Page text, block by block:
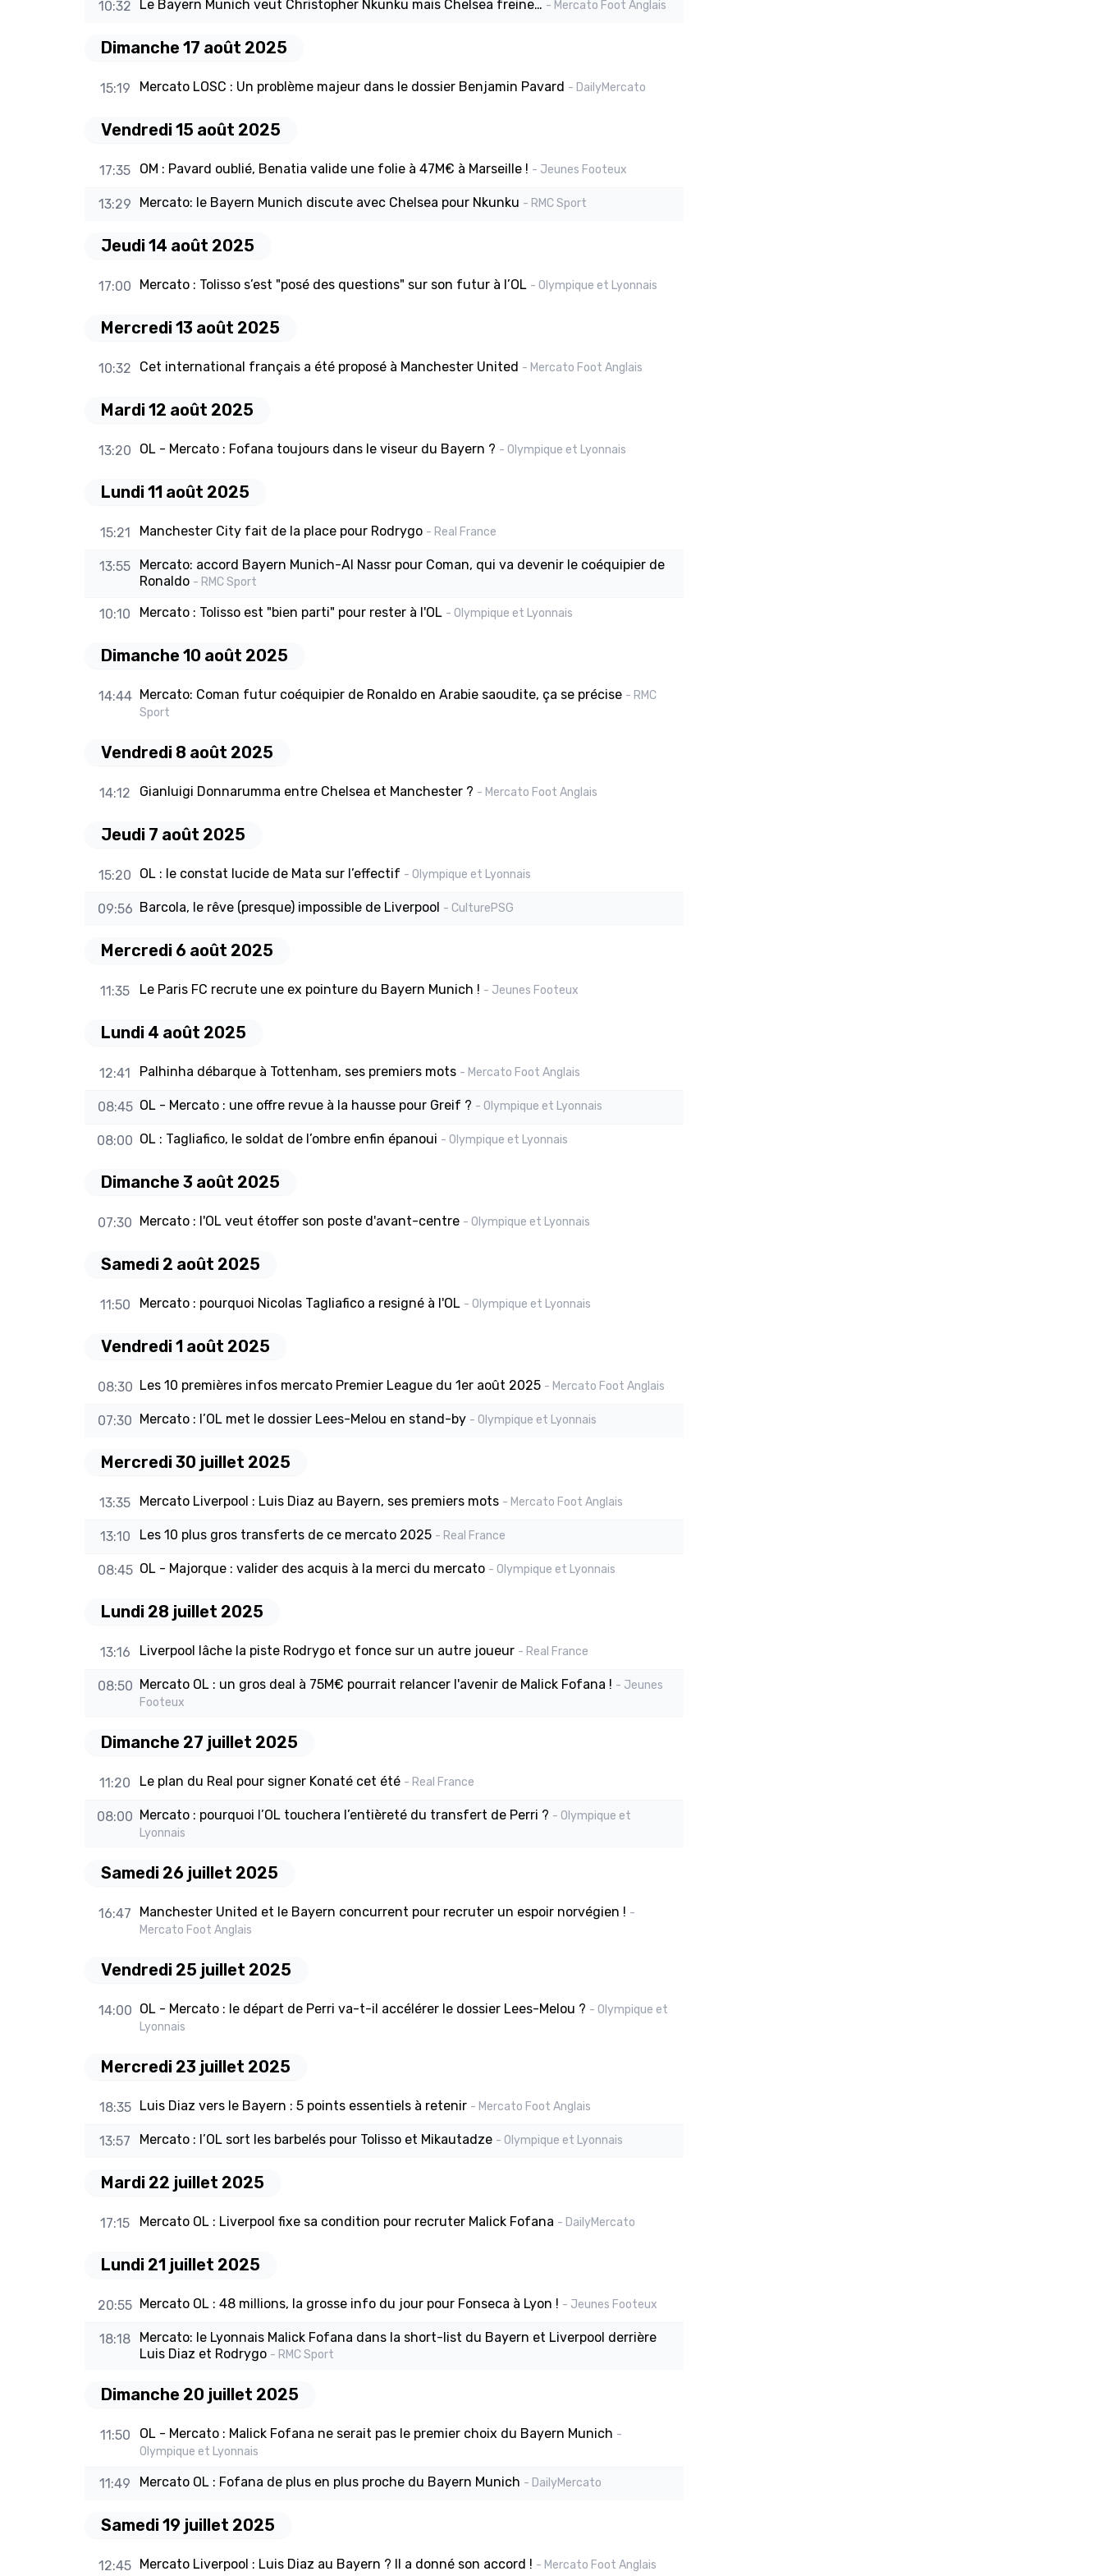
10:32 Le Bayern Munich veut Christopher Nkunku mais Chelsea freine… - Mercato Foot Anglais
Dimanche 17 août 2025
15:19 Mercato LOSC : Un problème majeur dans le dossier Benjamin Pavard - DailyMercato
Vendredi 15 août 2025
17:35 OM : Pavard oublié, Benatia valide une folie à 47M€ à Marseille ! - Jeunes Footeux
13:29 Mercato: le Bayern Munich discute avec Chelsea pour Nkunku - RMC Sport
Jeudi 14 août 2025
17:00 Mercato : Tolisso s’est "posé des questions" sur son futur à l’OL - Olympique et Lyonnais
Mercredi 13 août 2025
10:32 Cet international français a été proposé à Manchester United - Mercato Foot Anglais
Mardi 12 août 2025
13:20 OL - Mercato : Fofana toujours dans le viseur du Bayern ? - Olympique et Lyonnais
Lundi 11 août 2025
15:21 Manchester City fait de la place pour Rodrygo - Real France
13:55
Mercato: accord Bayern Munich-Al Nassr pour Coman, qui va devenir le coéquipier de
Ronaldo - RMC Sport
10:10 Mercato : Tolisso est "bien parti" pour rester à l'OL - Olympique et Lyonnais
Dimanche 10 août 2025
14:44 Mercato: Coman futur coéquipier de Ronaldo en Arabie saoudite, ça se précise - RMC
Sport
Vendredi 8 août 2025
14:12 Gianluigi Donnarumma entre Chelsea et Manchester ? - Mercato Foot Anglais
Jeudi 7 août 2025
15:20 OL : le constat lucide de Mata sur l’effectif - Olympique et Lyonnais
09:56 Barcola, le rêve (presque) impossible de Liverpool - CulturePSG
Mercredi 6 août 2025
11:35 Le Paris FC recrute une ex pointure du Bayern Munich ! - Jeunes Footeux
Lundi 4 août 2025
12:41 Palhinha débarque à Tottenham, ses premiers mots - Mercato Foot Anglais
08:45 OL - Mercato : une offre revue à la hausse pour Greif ? - Olympique et Lyonnais
08:00 OL : Tagliafico, le soldat de l’ombre enfin épanoui - Olympique et Lyonnais
Dimanche 3 août 2025
07:30 Mercato : l'OL veut étoffer son poste d'avant-centre - Olympique et Lyonnais
Samedi 2 août 2025
11:50 Mercato : pourquoi Nicolas Tagliafico a resigné à l'OL - Olympique et Lyonnais
Vendredi 1 août 2025
08:30 Les 10 premières infos mercato Premier League du 1er août 2025 - Mercato Foot Anglais
07:30 Mercato : l’OL met le dossier Lees-Melou en stand-by - Olympique et Lyonnais
Mercredi 30 juillet 2025
13:35 Mercato Liverpool : Luis Diaz au Bayern, ses premiers mots - Mercato Foot Anglais
13:10 Les 10 plus gros transferts de ce mercato 2025 - Real France
08:45 OL - Majorque : valider des acquis à la merci du mercato - Olympique et Lyonnais
Lundi 28 juillet 2025
13:16 Liverpool lâche la piste Rodrygo et fonce sur un autre joueur - Real France
08:50 Mercato OL : un gros deal à 75M€ pourrait relancer l'avenir de Malick Fofana ! - Jeunes
Footeux
Dimanche 27 juillet 2025
11:20 Le plan du Real pour signer Konaté cet été - Real France
08:00 Mercato : pourquoi l’OL touchera l’entièreté du transfert de Perri ? - Olympique et
Lyonnais
Samedi 26 juillet 2025
16:47 Manchester United et le Bayern concurrent pour recruter un espoir norvégien ! -
Mercato Foot Anglais
Vendredi 25 juillet 2025
14:00 OL - Mercato : le départ de Perri va-t-il accélérer le dossier Lees-Melou ? - Olympique et
Lyonnais
Mercredi 23 juillet 2025
18:35 Luis Diaz vers le Bayern : 5 points essentiels à retenir - Mercato Foot Anglais
13:57 Mercato : l’OL sort les barbelés pour Tolisso et Mikautadze - Olympique et Lyonnais
Mardi 22 juillet 2025
17:15 Mercato OL : Liverpool fixe sa condition pour recruter Malick Fofana - DailyMercato
Lundi 21 juillet 2025
20:55 Mercato OL : 48 millions, la grosse info du jour pour Fonseca à Lyon ! - Jeunes Footeux
18:18
Mercato: le Lyonnais Malick Fofana dans la short-list du Bayern et Liverpool derrière
Luis Diaz et Rodrygo - RMC Sport
Dimanche 20 juillet 2025
11:50 OL - Mercato : Malick Fofana ne serait pas le premier choix du Bayern Munich -
Olympique et Lyonnais
11:49 Mercato OL : Fofana de plus en plus proche du Bayern Munich - DailyMercato
Samedi 19 juillet 2025
12:45 Mercato Liverpool : Luis Diaz au Bayern ? Il a donné son accord ! - Mercato Foot Anglais